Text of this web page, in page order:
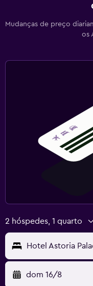
Mudanças de preço
os
2 hóspedes, 1 quarto
Hotel Astoria
dom 16/8